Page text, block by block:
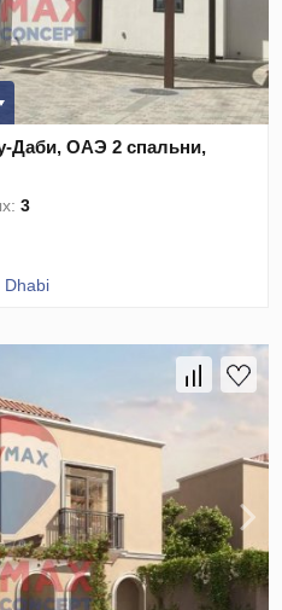
Даби, ОАЭ 2 спальни,
3
Dhabi